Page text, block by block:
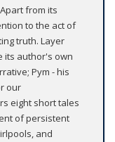
from its
to the act of
truth. Layer
its author's own
Pym - his
our
eight short tales
of persistent
and